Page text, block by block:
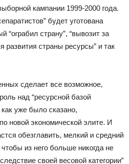
кампании 1999-2000 года.
будет уготована
“ограбил страну”, “вывозит за
развития страны ресурсы” и так
сделает все возможное,
над “ресурсной базой
уже было сказано,
новой экономической элите. И
обезглавить, мелкий и средний
из него больше никогда не
своей весовой категории”